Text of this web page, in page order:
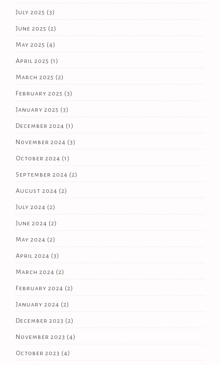
July 2025 (3)
June 2025 (2)
May 2025 (4)
April 2025 (1)
March 2025 (2)
February 2025 (3)
January 2025 (3)
December 2024 (1)
November 2024 (3)
October 2024 (1)
September 2024 (2)
August 2024 (2)
July 2024 (2)
June 2024 (2)
May 2024 (2)
April 2024 (3)
March 2024 (2)
February 2024 (2)
January 2024 (2)
December 2023 (2)
November 2023 (4)
October 2023 (4)